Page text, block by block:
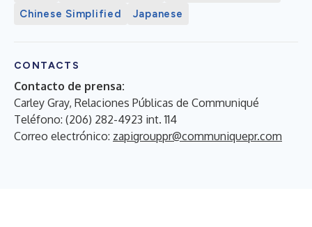
Chinese Simplified
Japanese
CONTACTS
Contacto de prensa:
Carley Gray, Relaciones Públicas de Communiqué
Teléfono: (206) 282-4923 int. 114
Correo electrónico: zapigrouppr@communiquepr.com